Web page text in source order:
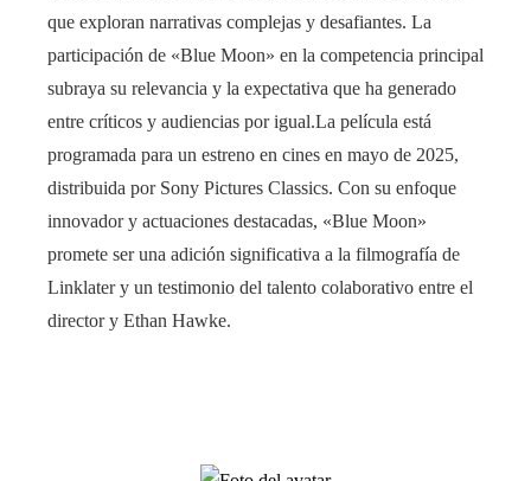
que exploran narrativas complejas y desafiantes. La
participación de «Blue Moon» en la competencia principal
subraya su relevancia y la expectativa que ha generado
entre críticos y audiencias por igual.La película está
programada para un estreno en cines en mayo de 2025,
distribuida por Sony Pictures Classics. Con su enfoque
innovador y actuaciones destacadas, «Blue Moon»
promete ser una adición significativa a la filmografía de
Linklater y un testimonio del talento colaborativo entre el
director y Ethan Hawke.